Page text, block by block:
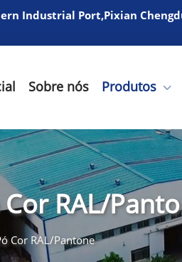
Industrial Port,Pixian
Sobre nós Produtos
RAL/
Cor RAL/Pantone